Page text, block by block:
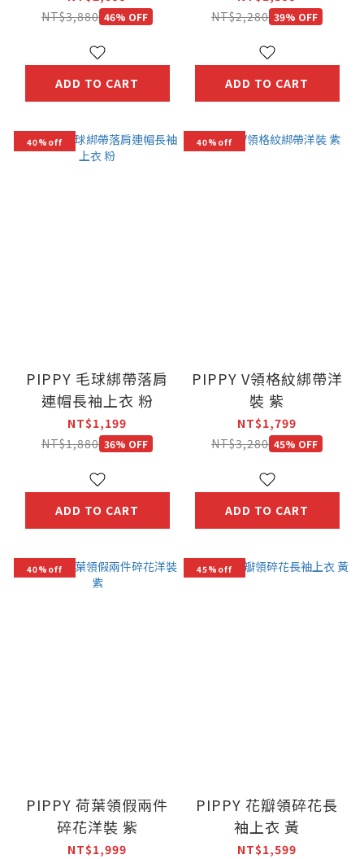
NT$3,880 46% OFF
ADD TO CART
NT$2,280 39% OFF
ADD TO CART
40%off
PIPPY 毛球綁帶落肩
連帽長袖上衣 粉
NT$1,199
NT$1,880 36% OFF
ADD TO CART
40%off
PIPPY V領格紋綁帶洋
裝 紫
NT$1,799
NT$3,280 45% OFF
ADD TO CART
40%off
PIPPY 荷葉領假兩件
碎花洋裝 紫
NT$1,999
45%off
PIPPY 花瓣領碎花長
袖上衣 黃
NT$1,599